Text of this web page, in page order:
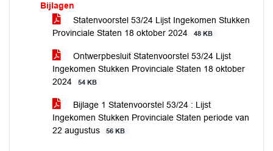
Bijlagen
Statenvoorstel 53/24 Lijst Ingekomen Stukken
Provinciale Staten 18 oktober 2024
48 KB
Ontwerpbesluit Statenvoorstel 53/24 Lijst
Ingekomen Stukken Provinciale Staten 18 oktober
2024
54 KB
Bijlage 1 Statenvoorstel 53/24 : Lijst
Ingekomen Stukken Provinciale Staten periode van
22 augustus
56 KB